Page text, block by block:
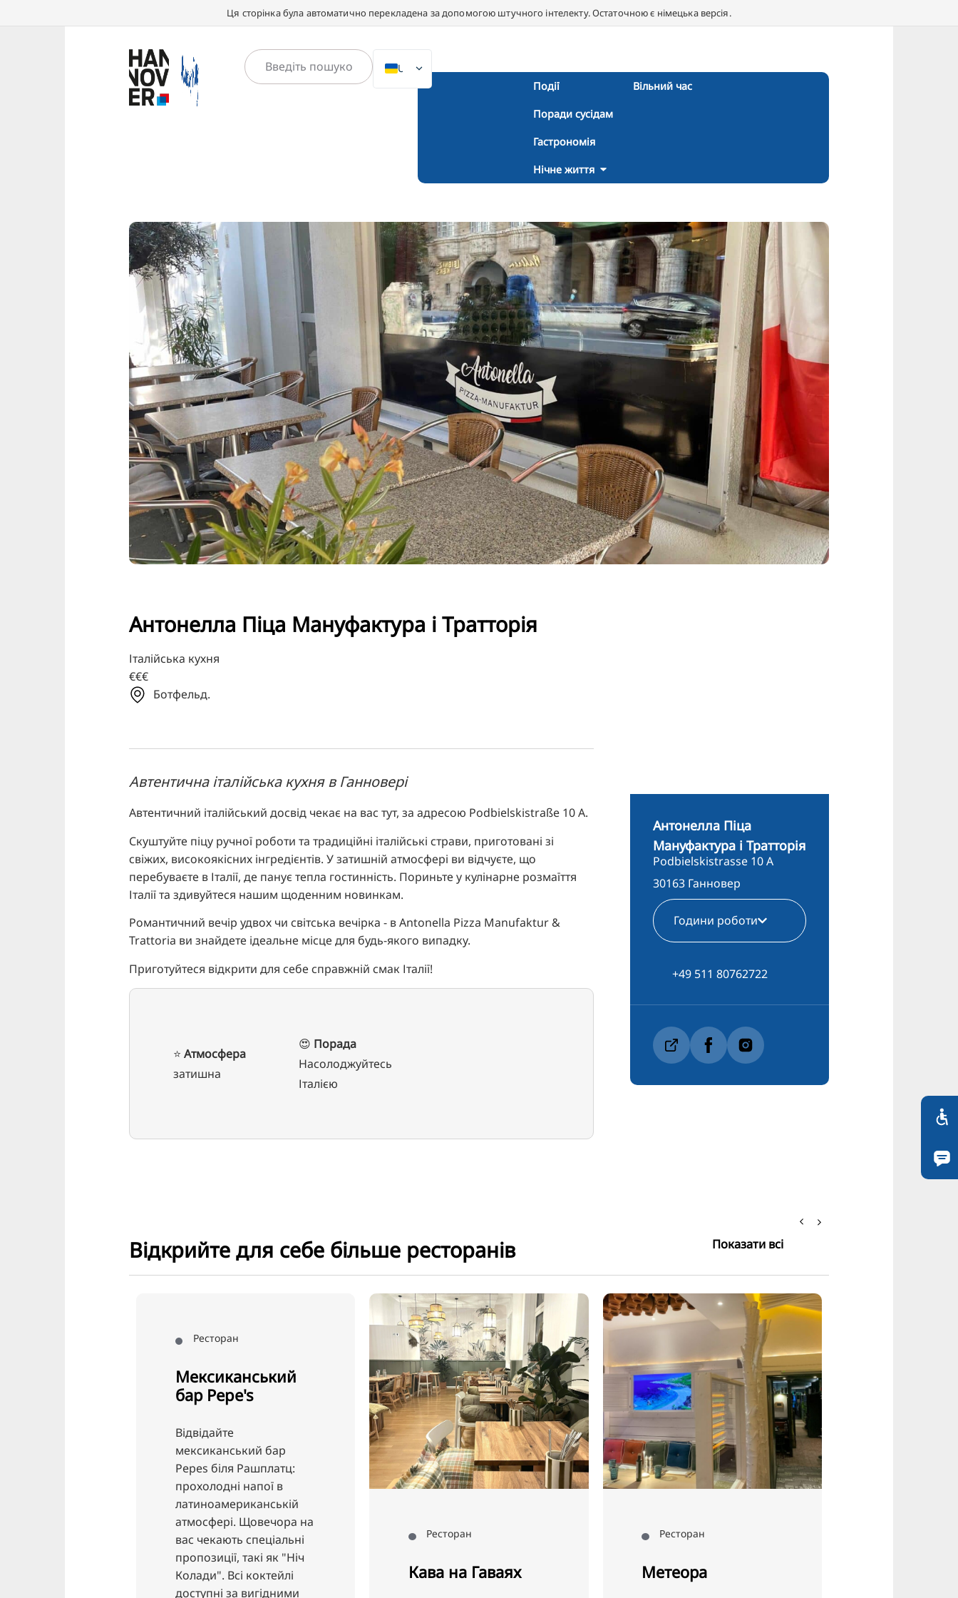
Ця сторінка була автоматично перекладена за допомогою штучного інтелекту. Остаточною є німецька версія.
DE
DA
SV
FR
PT
TR
RU
KO
JA
BG
Події Вільний час
Поради сусідам
Гастрономія
Нічне життя
Антонелла Піца Мануфактура і Тратторія
Італійська кухня
€€€
Ботфельд.
Автентична італійська кухня в Ганновері
Автентичний італійський досвід чекає на вас тут, за адресою Podbielskistraße 10 A.
Скуштуйте піцу ручної роботи та традиційні італійські страви, приготовані зі
свіжих, високоякісних інгредієнтів. У затишній атмосфері ви відчуєте, що
перебуваєте в Італії, де панує тепла гостинність. Пориньте у кулінарне розмаїття
Італії та здивуйтеся нашим щоденним новинкам.
Романтичний вечір удвох чи світська вечірка - в Antonella Pizza Manufaktur &
Trattoria ви знайдете ідеальне місце для будь-якого випадку.
Приготуйтеся відкрити для себе справжній смак Італії!
⭐️ Атмосфера
затишна
😍 Порада
Насолоджуйтесь
Італією
Антонелла Піца
Мануфактура і Тратторія
Podbielskistrasse 10 A
30163 Ганновер
Години роботи
+49 511 80762722
Відкрийте для себе більше ресторанів Показати всі
Ресторан
Мексиканський
бар Pepe's
Відвідайте
мексиканський бар
Pepes біля Рашплатц:
прохолодні напої в
латиноамериканській
атмосфері. Щовечора на
вас чекають спеціальні
пропозиції, такі як "Ніч
Колади". Всі коктейлі
доступні за вигідними
Ресторан
Кава на Гаваях
Ресторан
Метеора